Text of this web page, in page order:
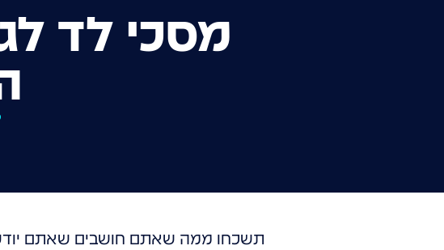
מסכי לד
תשכחו ממה שאתם חושבים שאתם